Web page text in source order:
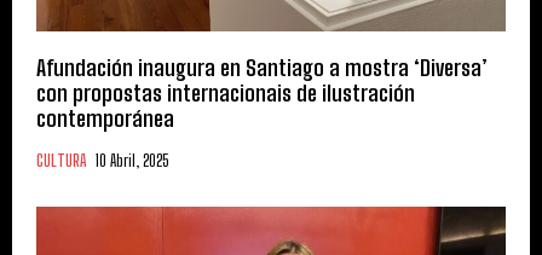
Afundación inaugura en Santiago a mostra ‘Diversa’
con propostas internacionais de ilustración
contemporánea
CULTURA 10 Abril, 2025